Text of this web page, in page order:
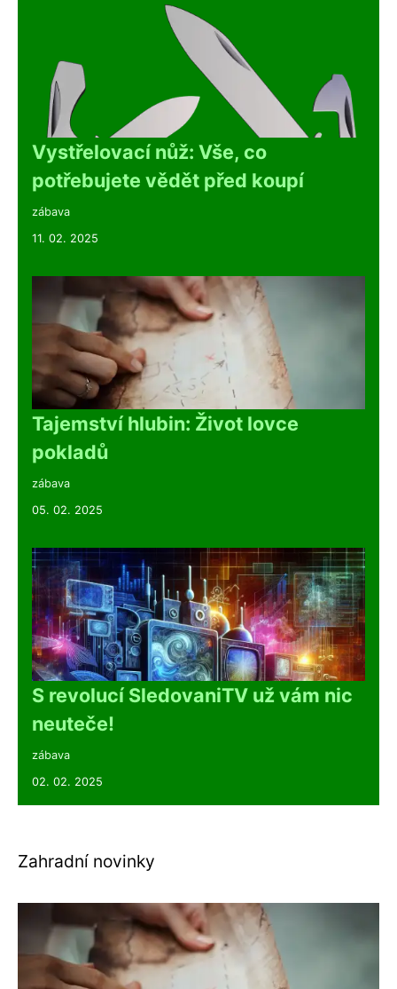
Vystřelovací nůž: Vše, co
potřebujete vědět před koupí
zábava
11. 02. 2025
Tajemství hlubin: Život lovce
pokladů
zábava
05. 02. 2025
S revolucí SledovaniTV už vám nic
neuteče!
zábava
02. 02. 2025
Zahradní novinky